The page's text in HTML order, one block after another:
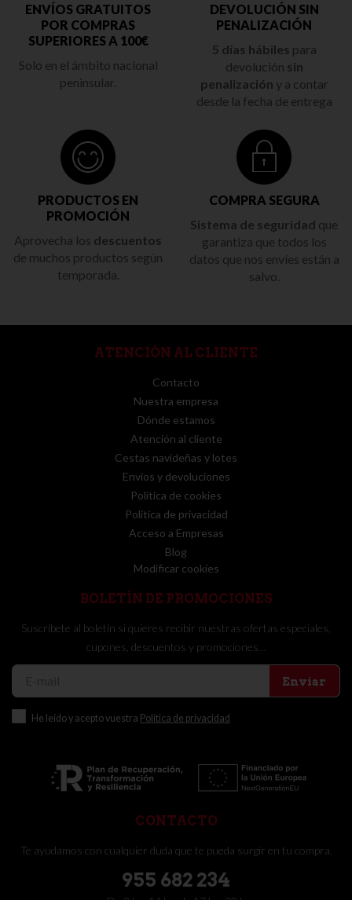
ENVÍOS GRATUITOS
POR COMPRAS
SUPERIORES A 100€
Solo en el ámbito nacional
peninsular.
DEVOLUCIÓN SIN
PENALIZACIÓN
5 días hábiles para
devolución sin
penalización y a contar
desde la fecha de entrega
PRODUCTOS EN
PROMOCIÓN
Aprovecha los descuentos
de muchos productos según
temporada.
COMPRA SEGURA
Sistema de seguridad que
garantiza que todos los
datos que nos envíes están a
salvo.
ATENCIÓN AL CLIENTE
Contacto
Nuestra empresa
Dónde estamos
Atención al cliente
Cestas navideñas y lotes
Envíos y devoluciones
Política de cookies
Política de privacidad
Acceso a Empresas
Blog
Modificar cookies
BOLETÍN DE PROMOCIONES
Suscríbete al boletín si quieres recibir nuestras ofertas especiales,
cupones, descuentos y promociones…
Enviar
He leído y acepto vuestra Política de privacidad
CONTACTO
Te ayudamos con cualquier duda que te pueda surgir en tu compra.
955 682 234